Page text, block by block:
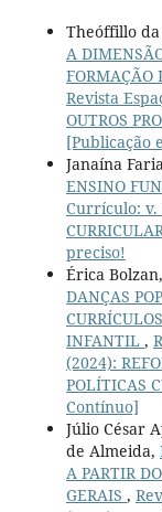
Theóffillo da
A
FORMAÇÃO
Revista
OUTROS
[Publicação
Janaína
ENSINO
Currículo: v.
preciso!
Érica
DANÇAS
INFANTIL ,
(2024):
POLÍTICAS
Contínuo]
Júlio César
de Almeida,
A PARTIR
GERAIS ,